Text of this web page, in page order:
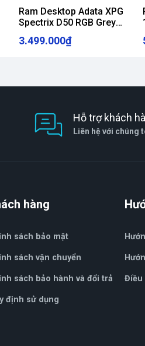
Ram Desktop Adata XPG
Spectrix D50 RGB Grey
(AX4U320016G16A-ST50)
16GB (1x16GB) DDR4
3.499.000₫
Hỗ trợ khách
Liên hệ với chúng
hàng
sách bảo mật
sách vận chuyển
sách bảo hành và đổi trả
định sử dụng
Điều